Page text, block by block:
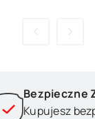
Bezpieczne
Kupujesz